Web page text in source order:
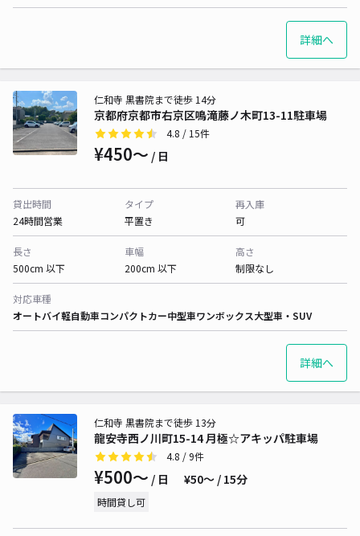
詳細へ
京都府京都市右京区鳴滝藤ノ木町13-11駐車場
仁和寺 黒書院まで徒歩 14分
4.8 / 15件
¥450〜 / 日
貸出時間
24時間営業
タイプ
平置き
再入庫
可
長さ
500cm 以下
車幅
200cm 以下
高さ
制限なし
対応車種
オートバイ軽自動車コンパクトカー中型車ワンボックス大型車・SUV
詳細へ
龍安寺西ノ川町15-14 月極☆アキッパ駐車場
仁和寺 黒書院まで徒歩 13分
4.8 / 9件
¥500〜 / 日 ¥50〜 / 15分
時間貸し可